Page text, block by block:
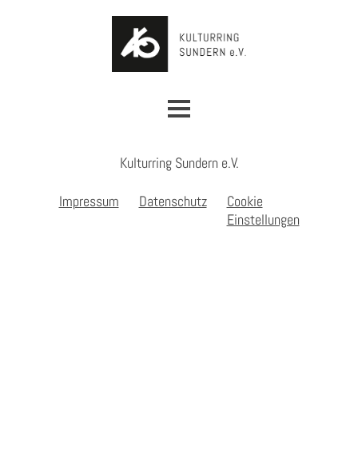
Rückblick
Mitgliedschaft / Spenden
Kulturring Sundern e.V.
Impressum Datenschutz
Cookie
Einstellungen